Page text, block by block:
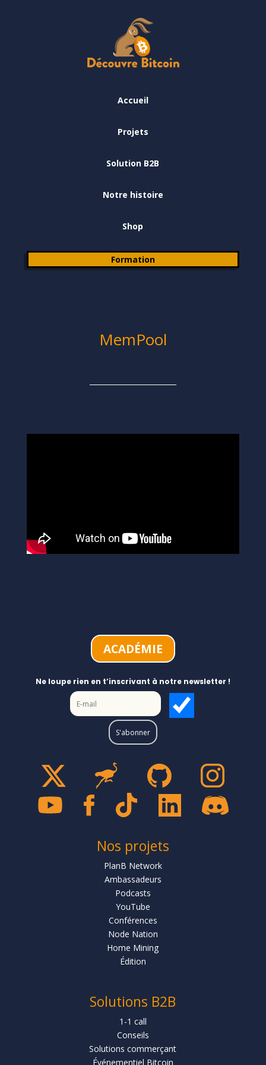
Accueil
Projets
Solution B2B
Notre histoire
Shop
Formation
MemPool
ACADÉMIE
Ne loupe rien en t’inscrivant à notre newsletter !
Nos projets
PlanB Network
Ambassadeurs
Podcasts
YouTube
Conférences
Node Nation
Home Mining
Édition
Solutions B2B
1-1 call
Conseils
Solutions commerçant
Événementiel Bitcoin